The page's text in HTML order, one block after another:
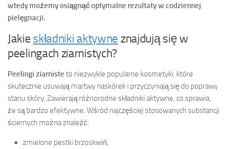
wtedy możemy osiągnąć optymalne rezultaty w codziennej
pielęgnacji.
Jakie składniki aktywne znajdują się w
peelingach ziarnistych?
Peelingi ziarniste to niezwykle popularne kosmetyki, które
skutecznie usuwają martwy naskórek i przyczyniają się do poprawy
stanu skóry. Zawierają różnorodne składniki aktywne, co sprawia,
że są bardzo efektywne. Wśród najczęściej stosowanych substancji
ściernych można znaleźć:
zmielone pestki brzoskwiń,